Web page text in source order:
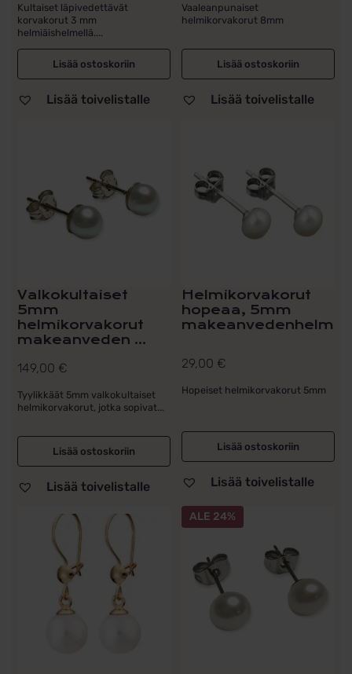
Kultaiset läpivedettävät
korvakorut 3 mm
helmiäishelmellä....
Lisää ostoskoriin
Lisää toivelistalle
Vaaleanpunaiset
helmikorvakorut 8mm
Lisää ostoskoriin
Lisää toivelistalle
Valkokultaiset
5mm
helmikorvakorut
makeanveden ...
149,00 €
Tyylikkäät 5mm valkokultaiset
helmikorvakorut, jotka sopivat...
Lisää ostoskoriin
Lisää toivelistalle
Helmikorvakorut
hopeaa, 5mm
makeanvedenhelmi
29,00 €
Hopeiset helmikorvakorut 5mm
Lisää ostoskoriin
Lisää toivelistalle
ALE 24%